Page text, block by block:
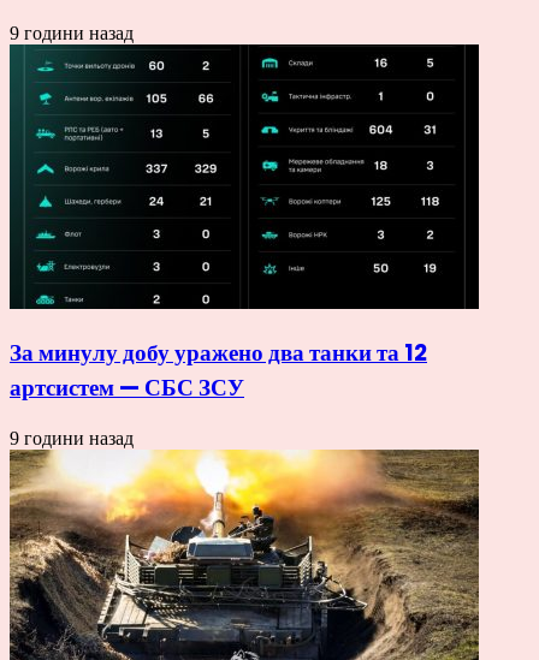
9 години назад
За минулу добу уражено два танки та 12
артсистем — СБС ЗСУ
9 години назад